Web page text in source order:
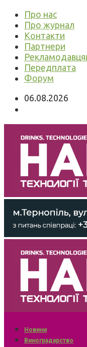
Про нас
Про журнал
Контакти
Партнери
Передплата
Форум
06.08.2026
Новини
Виноградарство